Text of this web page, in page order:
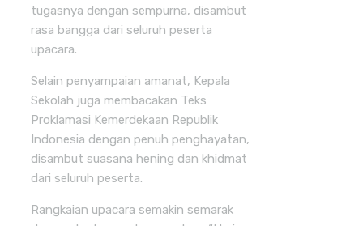
tugasnya dengan sempurna, disambut
rasa bangga dari seluruh peserta
upacara.
Selain penyampaian amanat, Kepala
Sekolah juga membacakan Teks
Proklamasi Kemerdekaan Republik
Indonesia dengan penuh penghayatan,
disambut suasana hening dan khidmat
dari seluruh peserta.
Rangkaian upacara semakin semarak